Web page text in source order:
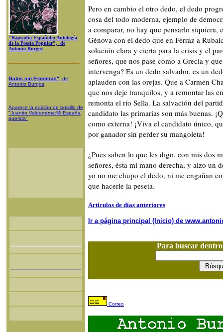
"Rapsodia Española: Antología
de la Poesía Popular", de
Antonio Burgos
Gatos sin Fronteras" , de
Antonio Burgos
Aparece la edición de bolsillo de
"Juanito Valderrama:Mi España
querida"
Pero en cambio el otro dedo, el dedo
cosa del todo moderna, ejemplo de
a comparar, no hay que pensarlo siquiera,
Génova con el dedo que en Ferraz a
solución clara y cierta para la crisis y el
señores, que nos pase como a Grecia y
intervenga? Es un dedo salvador, es un
aplauden con las orejas. Que a Carmen
que nos deje tranquilos, y a remontar las
remonta el río Sella. La salvación del
candidato las primarias son más buenas.
como externa! ¡Viva el candidato único,
por ganador sin perder su mangoleta!
¿Pues saben lo que les digo, con mis dos
señores, ésta mi mano derecha, y alzo un
yo no me chupo el dedo, ni me engañan
que hacerle la peseta.
Articulos de días anteriores
Ir a página principal (Inicio) de
Para buscar
Correo